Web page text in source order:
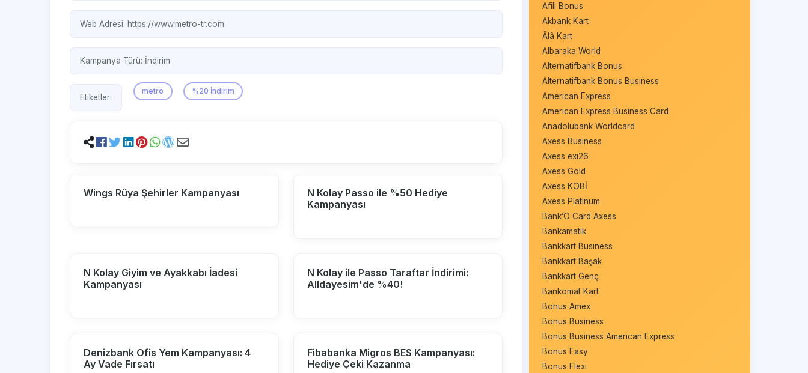
Web Adresi: https://www.metro-tr.com
Kampanya Türü: İndirim
Etiketler:
metro %20 İndirim
Wings Rüya Şehirler Kampanyası
N Kolay Passo ile %50 Hediye
Kampanyası
N Kolay Giyim ve Ayakkabı İadesi
Kampanyası
N Kolay ile Passo Taraftar İndirimi:
Alldayesim'de %40!
Denizbank Ofis Yem Kampanyası: 4
Ay Vade Fırsatı
Fibabanka Migros BES Kampanyası:
Hediye Çeki Kazanma
Afili Bonus
Akbank Kart
Âlâ Kart
Albaraka World
Alternatifbank Bonus
Alternatifbank Bonus Business
American Express
American Express Business Card
Anadolubank Worldcard
Axess Business
Axess exi26
Axess Gold
Axess KOBİ
Axess Platinum
Bank’O Card Axess
Bankamatik
Bankkart Business
Bankkart Başak
Bankkart Genç
Bankomat Kart
Bonus Amex
Bonus Business
Bonus Business American Express
Bonus Easy
Bonus Flexi